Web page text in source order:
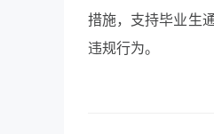
措施，支持毕业生
违规行为。